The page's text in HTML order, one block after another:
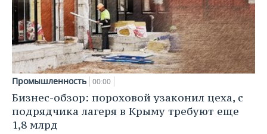
Промышленность 00:00
Бизнес-обзор: пороховой узаконил цеха, с
подрядчика лагеря в Крыму требуют еще
1,8 млрд